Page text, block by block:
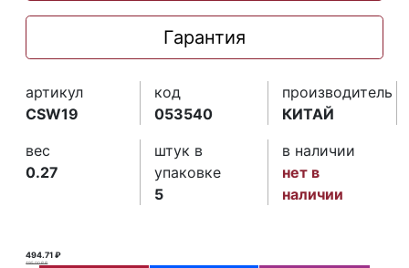
Гарантия
артикул
CSW19
код
053540
производитель
КИТАЙ
вес
0.27
штук в
упаковке
5
в наличии
нет в
наличии
494.71 ₽
495.00 ₽ ₽